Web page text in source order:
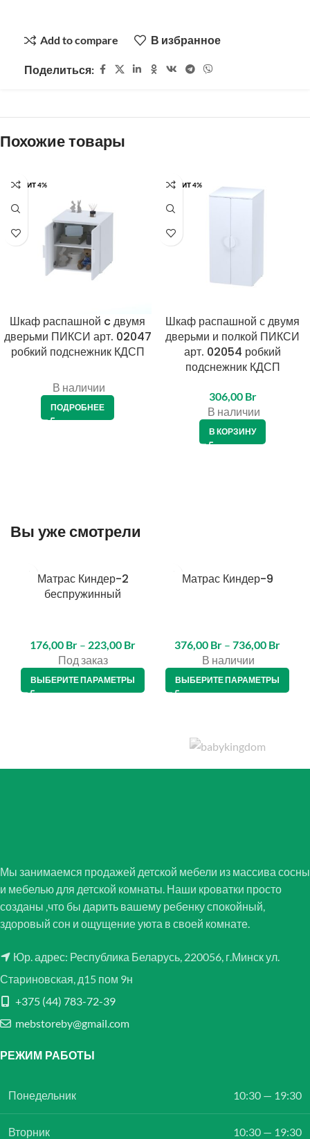
Add to compare В избранное
Поделиться:
Похожие товары
КРЕДИТ 4%
Шкаф распашной c двумя
дверьми ПИКСИ арт. 02047
робкий подснежник КДСП
В наличии
ПОДРОБНЕЕ
КРЕДИТ 4%
Шкаф распашной с двумя
дверьми и полкой ПИКСИ
арт. 02054 робкий
подснежник КДСП
306,00 Br
В наличии
В КОРЗИНУ
Вы уже смотрели
Матрас Киндер-2
беспружинный
176,00 Br – 223,00 Br
Под заказ
ВЫБЕРИТЕ ПАРАМЕТРЫ
Матрас Киндер-9
376,00 Br – 736,00 Br
В наличии
ВЫБЕРИТЕ ПАРАМЕТРЫ
Мы занимаемся продажей детской мебели из массива сосны
и мебелью для детской комнаты. Наши кроватки просто
созданы ,что бы дарить вашему ребенку спокойный,
здоровый сон и ощущение уюта в своей комнате.
Юр. адрес: Республика Беларусь, 220056, г.Минск ул.
Стариновская, д15 пом 9н
+375 (44) 783-72-39
mebstoreby@gmail.com
РЕЖИМ РАБОТЫ
Понедельник 10:30 — 19:30
Вторник 10:30 — 19:30